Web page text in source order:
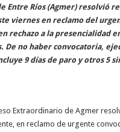
Entre Ríos (Agmer) resolvió
viernes en reclamo del
rechazo a la presencialidad
De no haber convocatoria,
9 días de paro y otros 5
Extraordinario de Agmer
en reclamo de urgente